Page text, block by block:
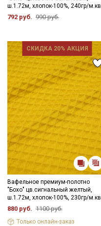
ш.1.72м, хлопок-100%, 240гр/м.кв
792 руб. 990 руб.
СКИДКА 20% АКЦИЯ
Вафельное премиум-полотно
"Бохо" цв.сигнальный желтый,
ш.1.72м, хлопок-100%, 230гр/м.кв
880 руб. 1100 руб.
Только онлайн-заказ